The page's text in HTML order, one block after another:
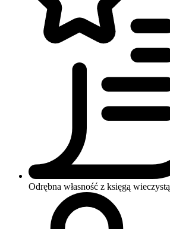
Odrębna własność z księgą wieczystą